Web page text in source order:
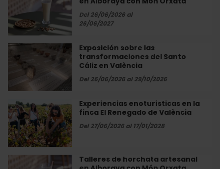
de
València
Del 26/06/2026 al
26/06/2027
horchata
artesanal
en
Alboraya
con
Orxata
Exposición sobre las
transformaciones del Santo
Cáliz en València
Del 26/06/2026 al 29/10/2026
Exposición
sobre
transformaciones
del
Santo
Cáliz
en
València
Experiencias enoturísticas en la
finca El Renegado de València
Del 27/06/2026 al 17/01/2028
Experiencias
enoturísticas
en
la
finca
El
Renegado
Talleres de horchata artesanal
Talleres